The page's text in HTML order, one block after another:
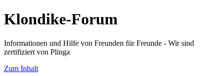
Klondike-Forum
Informationen und Hilfe von Freunden für Freunde - Wir sind
zertifiziert von Plinga
Zum Inhalt